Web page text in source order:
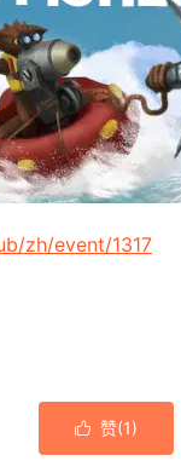
zh/event/1317
 赞(1)